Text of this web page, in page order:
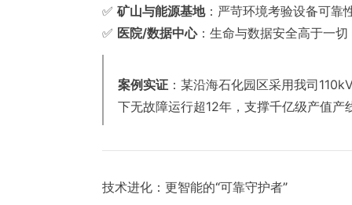
✅ 矿山与能源基地：严苛环境考验设备可靠
✅ 医院/数据中心：生命与数据安全高于一
案例实证 ：某沿海石化园区采用我司
下无故障运行超12年，支撑千亿级产值产
技术进化：更智能的“可靠守护者”